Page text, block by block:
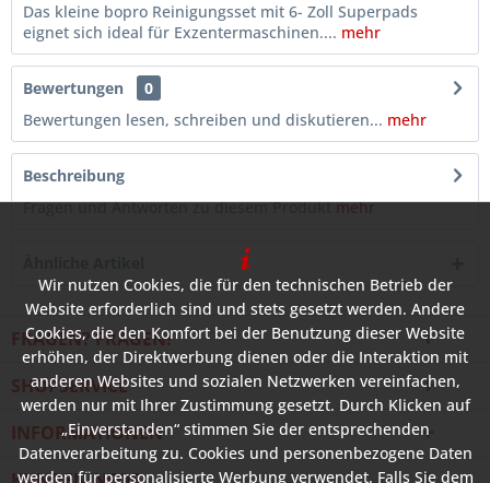
Das kleine bopro Reinigungsset mit 6- Zoll Superpads
eignet sich ideal für Exzentermaschinen.... mehr
Bewertungen
0
Bewertungen lesen, schreiben und diskutieren... mehr
Beschreibung
Fragen und Antworten zu diesem Produktmehr
FRAGEN? FRAGEN!
SHOPSERVICE
INFORMATIONEN
Wir nutzen Cookies, die für den technischen Betrieb der
Website erforderlich sind und stets gesetzt werden. Andere
Cookies, die den Komfort bei der Benutzung dieser Website
erhöhen, der Direktwerbung dienen oder die Interaktion mit
anderen Websites und sozialen Netzwerken vereinfachen,
werden nur mit Ihrer Zustimmung gesetzt. Durch Klicken auf
„Einverstanden“ stimmen Sie der entsprechenden
Datenverarbeitung zu. Cookies und personenbezogene Daten
werden für personalisierte Werbung verwendet. Falls Sie dem